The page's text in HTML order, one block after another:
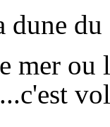
dune
mer ou